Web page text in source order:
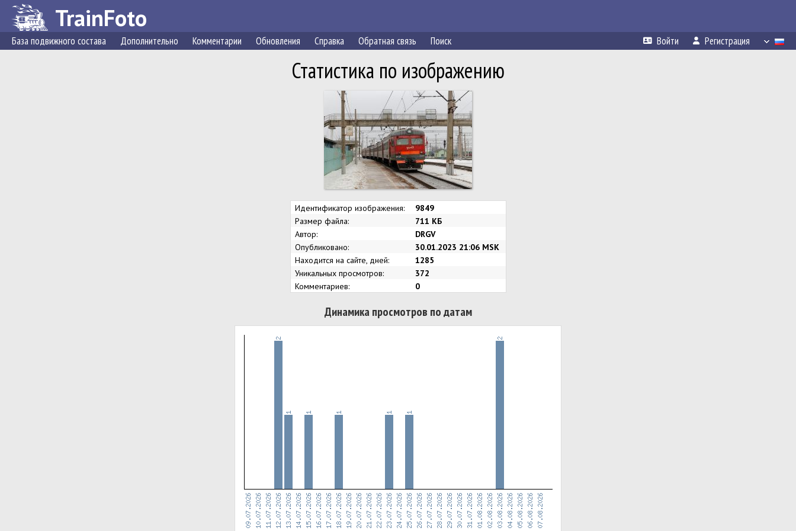
TrainFoto
База подвижного состава Дополнительно Комментарии Обновления Справка Обратная связь Поиск Войти Регистрация
Статистика по изображению
Идентификатор изображения:
9849
Размер файла:
711 КБ
Автор:
DRGV
Опубликовано:
30.01.2023 21:06 MSK
Находится на сайте, дней:
1285
Уникальных просмотров:
372
Комментариев:
0
Динамика просмотров по датам